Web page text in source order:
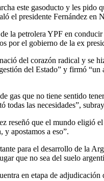
este gasoducto y les
el presidente Fernández en
la petrolera YPF en
por el gobierno de la ex
del corazón radical y se
del Estado” y firmó
gas que no tiene sentido
todas las necesidades”,
reseñó que el mundo eligió
y apostamos a eso”.
para el desarrollo de la
que no sea del suelo
en etapa de